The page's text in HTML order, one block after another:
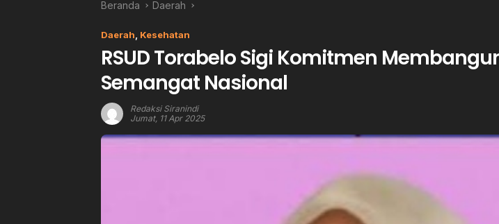
Beranda Daerah
Daerah Kesehatan
RSUD Torabelo Sigi Komitmen
Semangat Nasional
Redaksi Siranindi
Jumat, 11 Apr 2025